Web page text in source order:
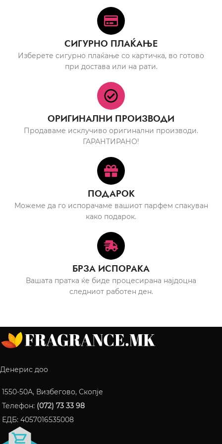
СИГУРНО ПЛАЌАЊЕ
Изберете сигурно плаќање со картичка, во готово
при достава или на рати.
ОРИГИНАЛНИ ПРОИЗВОДИ
Продаваме исклучиво оригинални производи.
ГАРАНТИРАНО!
ПОДАРОК
Можеме да го испорачаме вашиот парфем спакуван
како подарок.
БРЗА ИСПОРАКА
Вашата пратка ќе биде процесирана најдоцна
следниот работен ден.
Денерис доо
1550-50A, Визбегово, Скопје
Телефон: (072) 73 33 98
ЕДБ: 4057016535008